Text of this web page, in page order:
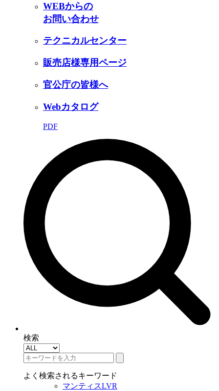
WEBからの
お問い合わせ
テクニカルセンター
販売店様専用ページ
官公庁の皆様へ
Webカタログ
PDF
検索
よく検索されるキーワード
マンティスLVR